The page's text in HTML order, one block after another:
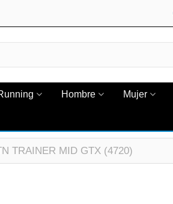
Hombre Mujer
TRAINER MID GTX (4720)